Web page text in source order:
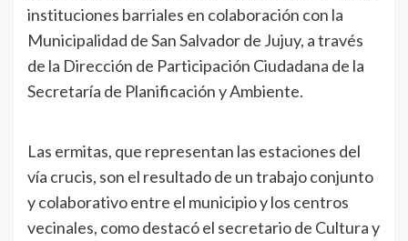
instituciones barriales en colaboración con la
Municipalidad de San Salvador de Jujuy, a través
de la Dirección de Participación Ciudadana de la
Secretaría de Planificación y Ambiente.
Las ermitas, que representan las estaciones del
vía crucis, son el resultado de un trabajo conjunto
y colaborativo entre el municipio y los centros
vecinales, como destacó el secretario de Cultura y